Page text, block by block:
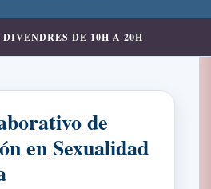
DE 10H A 20H
de
en Sexualidad